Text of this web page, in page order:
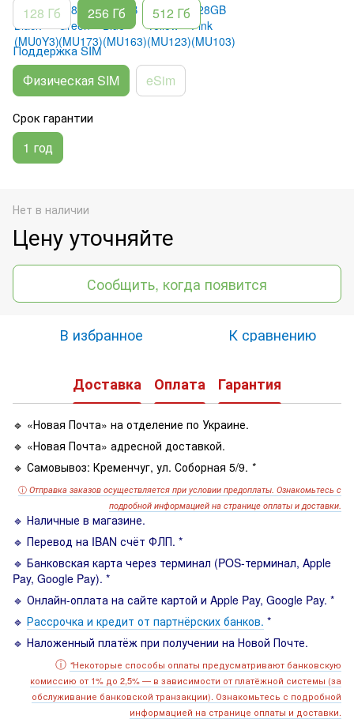
128 Гб 256 Гб 512 Гб
Поддержка SIM
Физическая SIM eSim
Срок гарантии
1 год
Нет в наличии
Цену уточняйте
Сообщить, когда появится
В избранное К сравнению
Доставка Оплата Гарантия
🔹 «Новая Почта» на отделение по Украине.
🔹 «Новая Почта» адресной доставкой.
🔹 Самовывоз: Кременчуг, ул. Соборная 5/9. *
ⓘ Отправка заказов осуществляется при условии предоплаты. Ознакомьтесь с
подробной информацией на странице оплаты и доставки.
🔹 Наличные в магазине.
🔹 Перевод на IBAN счёт ФЛП. *
🔹 Банковская карта через терминал (POS-терминал, Apple
Pay, Google Pay). *
🔹 Онлайн-оплата на сайте картой и Apple Pay, Google Pay. *
🔹 Рассрочка и кредит от партнёрских банков. *
🔹 Наложенный платёж при получении на Новой Почте.
ⓘ *Некоторые способы оплаты предусматривают банковскую
комиссию от 1% до 2,5% — в зависимости от платёжной системы (за
обслуживание банковской транзакции). Ознакомьтесь с подробной
информацией на странице оплаты и доставки.